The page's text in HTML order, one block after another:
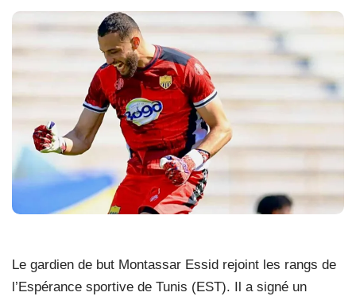
Le gardien de but Montassar Essid rejoint les rangs de
l’Espérance sportive de Tunis (EST). Il a signé un